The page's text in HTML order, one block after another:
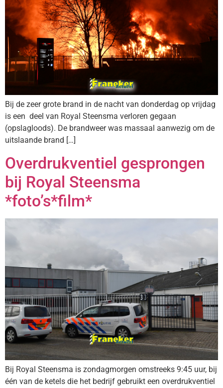
Bij de zeer grote brand in de nacht van donderdag op vrijdag
is een deel van Royal Steensma verloren gegaan
(opslagloods). De brandweer was massaal aanwezig om de
uitslaande brand […]
Overdrukventiel gesprongen
bij Royal Steensma
*foto’s*film*
Bij Royal Steensma is zondagmorgen omstreeks 9:45 uur, bij
één van de ketels die het bedrijf gebruikt een overdrukventiel